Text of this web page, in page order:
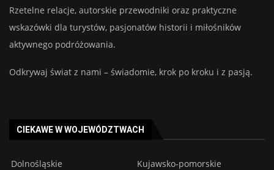
Rzetelne relacje, autorskie przewodniki oraz praktyczne
wskazówki dla turystów, pasjonatów historii i miłośników
aktywnego podróżowania.
Odkrywaj świat z nami – świadomie, krok po kroku i z pasją.
CIEKAWE W WOJEWÓDZTWACH
Dolnośląskie Kujawsko-pomorskie